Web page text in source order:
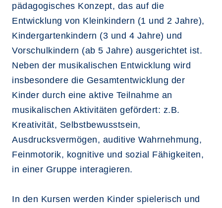
pädagogisches Konzept, das auf die
Entwicklung von Kleinkindern (1 und 2 Jahre),
Kindergartenkindern (3 und 4 Jahre) und
Vorschulkindern (ab 5 Jahre) ausgerichtet ist.
Neben der musikalischen Entwicklung wird
insbesondere die Gesamtentwicklung der
Kinder durch eine aktive Teilnahme an
musikalischen Aktivitäten gefördert: z.B.
Kreativität, Selbstbewusstsein,
Ausdrucksvermögen, auditive Wahrnehmung,
Feinmotorik, kognitive und sozial Fähigkeiten,
in einer Gruppe interagieren.
In den Kursen werden Kinder spielerisch und